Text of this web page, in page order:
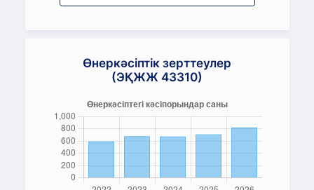
Өнеркәсіптік зерттеулер
(ЭҚЖЖ 43310)